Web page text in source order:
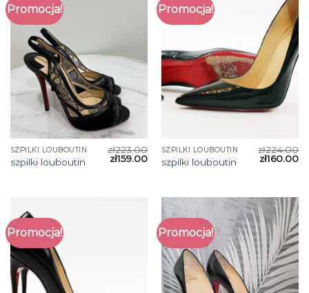
Promocja!
SZPILKI LOUBOUTIN
szpilki louboutin
zł223.00
zł159.00
Promocja!
SZPILKI LOUBOUTIN
szpilki louboutin
zł224.00
zł160.00
Promocja! Promocja!